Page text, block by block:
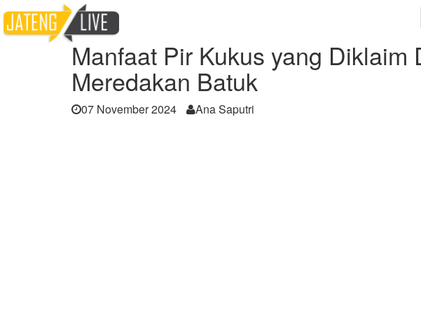
Home Manfaat Pir Kukus yang Diklaim Dapat
Manfaat Pir Kukus yang Diklaim
Meredakan Batuk
07 November 2024 Ana Saputri